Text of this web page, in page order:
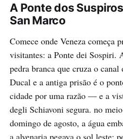
A Ponte dos
San Marco
Comece onde Veneza começa
visitantes: a Ponte dei Sospiri.
pedra branca que cruza o
Ducal e a antiga prisão é o
cidade por uma razão — e a
degli Schiavoni segura. no
domingo de agosto, a água
a alvenaria pegava o sol leste;